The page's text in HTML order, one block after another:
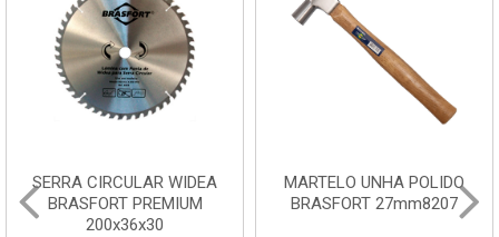
SERRA CIRCULAR WIDEA
BRASFORT PREMIUM
200x36x30
MARTELO UNHA POLIDO
BRASFORT 27mm8207